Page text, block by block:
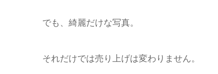
でも、綺麗だけな写真。
それだけでは売り上げは変わりません。